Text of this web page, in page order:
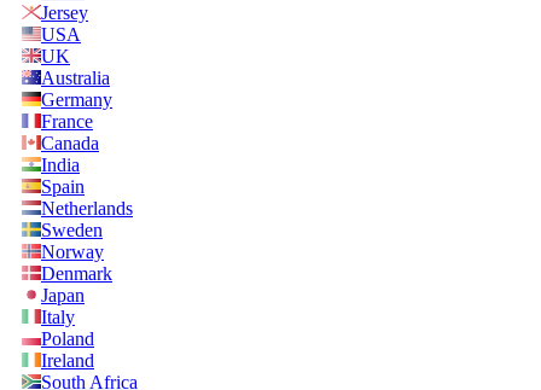
Jersey
USA
UK
Australia
Germany
France
Canada
India
Spain
Netherlands
Sweden
Norway
Denmark
Japan
Italy
Poland
Ireland
South Africa